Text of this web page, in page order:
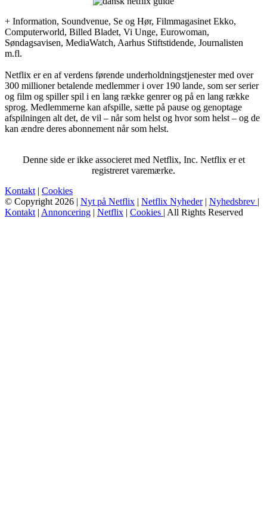
+ Information, Soundvenue, Se og Hør, Filmmagasinet Ekko,
Computerworld, Billed Bladet, Vi Unge, Eurowoman,
Søndagsavisen, MediaWatch, Aarhus Stiftstidende, Journalisten
m.fl.
Netflix er en af verdens førende underholdningstjenester med over
300 millioner betalende medlemmer i over 190 lande, som ser serier
og film og spiller spil i en lang række genrer og på en lang række
sprog. Medlemmerne kan afspille, sætte på pause og genoptage
afspilningen alt det, de vil – når som helst og hvor som helst – og de
kan ændre deres abonnement når som helst.
Denne side er ikke associeret med Netflix, Inc. Netflix er et
registreret varemærke.
Kontakt | Cookies
© Copyright 2026 | Nyt på Netflix | Netflix Nyheder| Nyhedsbrev |
Kontakt | Annoncering | Netflix | Cookies | All Rights Reserved